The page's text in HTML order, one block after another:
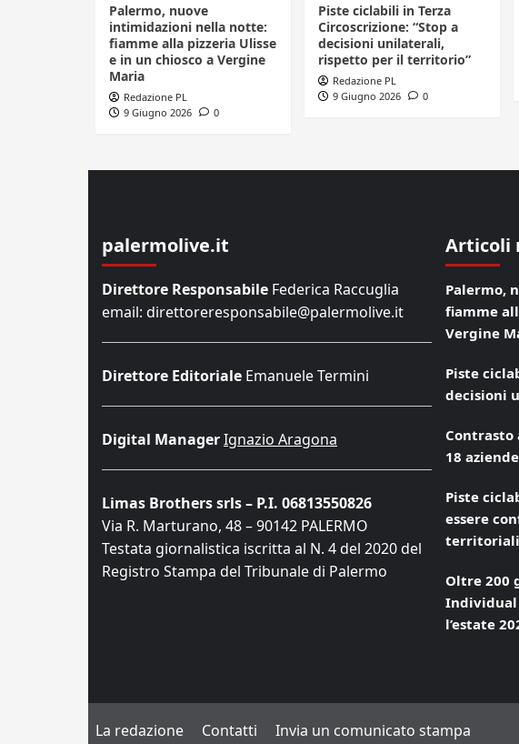
Palermo, nuove
intimidazioni nella notte:
fiamme alla pizzeria Ulisse
e in un chiosco a Vergine
Maria
Redazione PL
9 Giugno 2026
0
Piste ciclabili in Terza
Circoscrizione: “Stop a
decisioni unilaterali,
rispetto per il territorio”
Redazione PL
9 Giugno 2026
0
palermolive.it
Direttore Responsabile Federica Raccuglia
email: direttoreresponsabile@palermolive.it
Direttore Editoriale Emanuele Termini
Digital ManagerIgnazio Aragona
Limas Brothers srls – P.I. 06813550826
Via R. Marturano, 48 – 90142 PALERMO
Testata giornalistica iscritta al N. 4 del 2020 del
Registro Stampa del Tribunale di Palermo
Articoli
Palermo,
fiamme
Vergine
Piste
decisioni
Contrasto
18
Piste
essere
Oltre 200
Individual
l’estate
La redazione Contatti
Invia un comunicato stampa